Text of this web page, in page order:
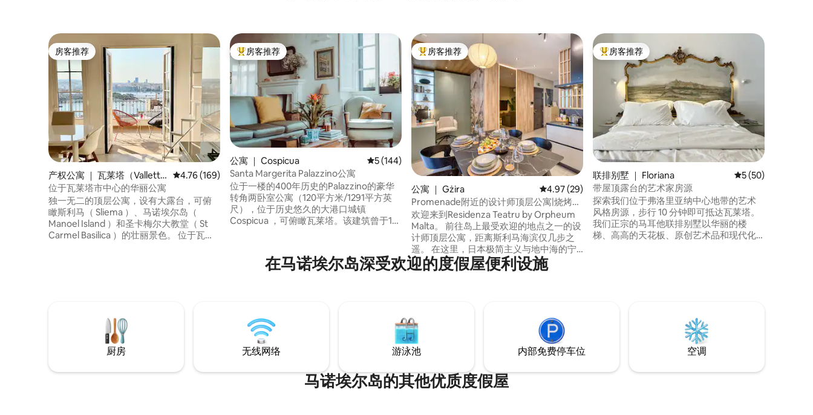
房客推荐
房客推荐
产权公寓 ｜ 瓦莱塔（Vallett
a）
平均评分 4.76 分（满分 5 分），共 169 条评价
4.76 (169)
位于瓦莱塔市中心的华丽公寓
独一无二的顶层公寓，设有大露台，可俯
瞰斯利马（ Sliema ）、马诺埃尔岛（
Manoel Island ）和圣卡梅尔大教堂（ St
Carmel Basilica ）的壮丽景色。 位于瓦莱
色！ 不得携带10岁以下的儿童入住。
热门「房客推荐」
房客推荐
公寓 ｜ Cospicua 平均评分 5 分（满分 5 分），共 144 条评价
5 (144)
Santa Margerita Palazzino公寓
位于一楼的400年历史的Palazzino的豪华
转角两卧室公寓（120平方米/1291平方英
尺），位于历史悠久的大港口城镇
Cospicua ，可俯瞰瓦莱塔。该建筑曾于19
的室内设计。房源可欣赏到圣玛格丽塔教
堂（Santa Margerita Church）、风景优
热门「房客推荐」
房客推荐
公寓 ｜ Gżira 平均评分 4.97 分（满分 5 分），共 29 条评价
4.97 (29)
Promenade附近的设计师顶层公寓|烧烤露
台
欢迎来到Residenza Teatru by Orpheum
Malta。 前往岛上最受欢迎的地点之一的设
计师顶层公寓，距离斯利马海滨仅几步之
遥。 在这里，日本极简主义与地中海的宁
静相得益彰，为您带来奢华的放松体验，
让您有宾至如归的感觉。 无论是浪漫度
宿奠定了基础。
热门「房客推荐」
房客推荐
联排别墅 ｜ Floriana 平均评分 5 分（满
5 (50)
带屋顶露台的艺术家房源
探索我们位于弗洛里亚纳中心地带的艺术
风格房源，步行 10 分钟即可抵达瓦莱塔。
我们正宗的马耳他联排别墅以华丽的楼
梯、高高的天花板、原创艺术品和现代化
在马诺埃尔岛深受欢迎的度假屋便利设施
厨房 无线网络 游泳池 内部免费停车位 空调
马诺埃尔岛的其他优质度假屋